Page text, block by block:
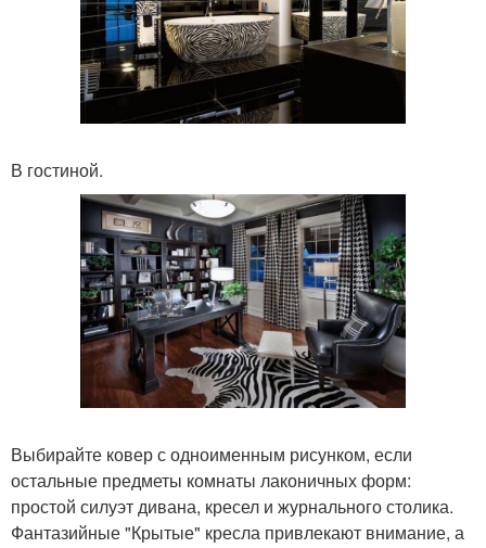
В гостиной.
Выбирайте ковер с одноименным рисунком, если
остальные предметы комнаты лаконичных форм:
простой силуэт дивана, кресел и журнального столика.
Фантазийные "Крытые" кресла привлекают внимание, а